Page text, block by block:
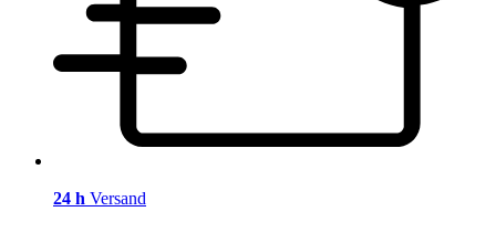
24 h Versand